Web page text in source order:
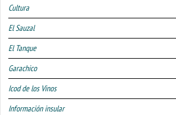
Cultura
El Sauzal
El Tanque
Garachico
Icod de los Vinos
Información insular